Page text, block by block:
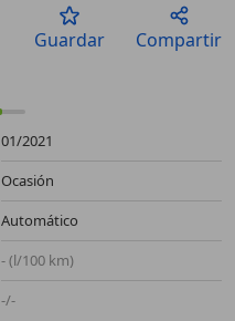
Guardar Compartir
01/2021
Ocasión
Automático
- (l/100 km)
-/-